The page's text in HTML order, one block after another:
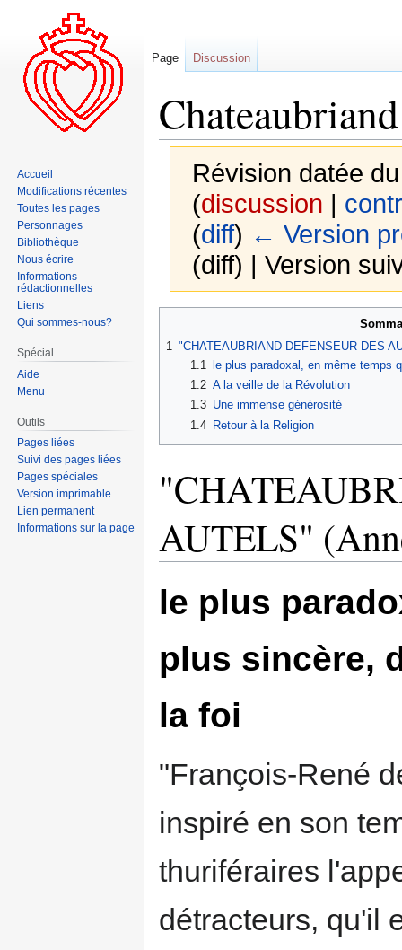
Chateaubriand
Révision datée
(discussion |
(diff) ← Version
(diff) | Version
1 "CHATEAUBRIAND DEFENSEUR DES
1.1 le plus paradoxal, en même temps
1.2 A la veille de la Révolution
1.3 Une immense générosité
1.4 Retour à la Religion
AUTELS"
le plus
plus sincère,
la foi
"François-René
inspiré en son
thuriféraires
détracteurs, qu'il
Page Discussion
Accueil
Modifications récentes
Toutes les pages
Personnages
Bibliothèque
Nous écrire
Informations
rédactionnelles
Liens
Qui sommes-nous?
Spécial
Aide
Menu
Outils
Pages liées
Suivi des pages liées
Pages spéciales
Version imprimable
Lien permanent
Informations sur la page